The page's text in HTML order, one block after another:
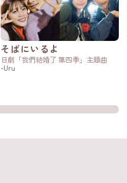
そばにいるよ
日劇「我們結婚了 第四季」主題曲
-Uru